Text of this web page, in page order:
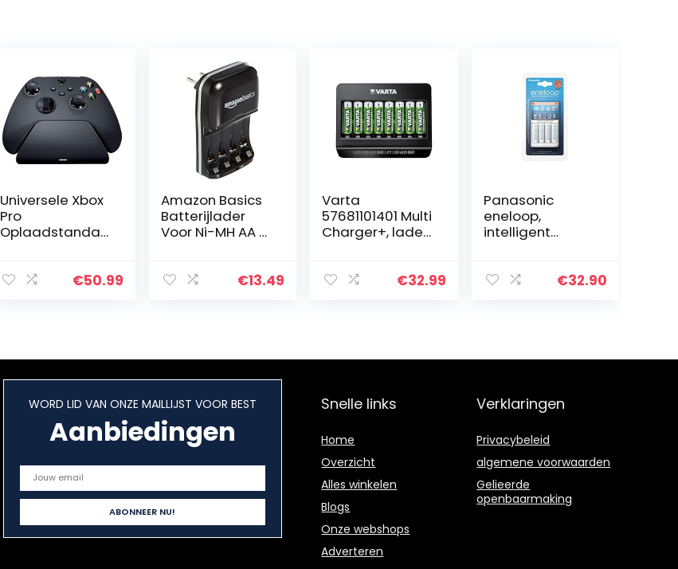
Universele Xbox
Pro
Oplaadstandaa
€50.99
Amazon Basics
Batterijlader
Voor Ni-MH AA /
Apparaten
€13.49
Varta
57681101401 Multi
Charger+, lader
USB-apparaten,
€32.99
Panasonic
eneloop,
intelligent
NiMH-accu’s
€32.90
WORD LID VAN ONZE MAILLIJST VOOR BEST
Aanbiedingen
Snelle links
Home
Overzicht
Alles winkelen
Blogs
Onze webshops
Adverteren
Verklaringen
Privacybeleid
algemene voorwaarden
Gelieerde
openbaarmaking